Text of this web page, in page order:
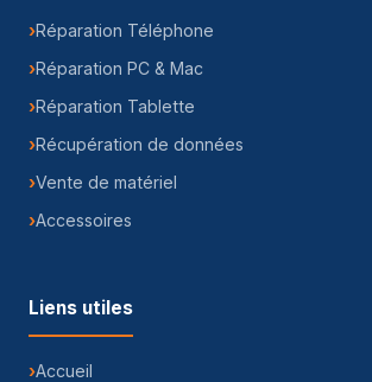
Réparation Téléphone
Réparation PC & Mac
Réparation Tablette
Récupération de données
Vente de matériel
Accessoires
Liens utiles
Accueil